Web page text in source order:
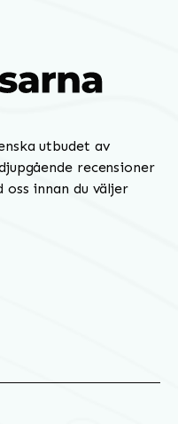
utbudet av
recensioner
innan du väljer